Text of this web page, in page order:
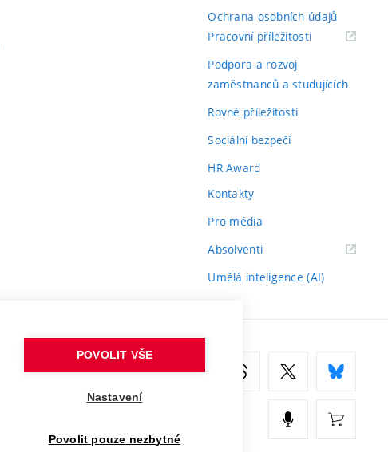
Ochrana osobních údajů
Pracovní příležitosti(externí
Podpora a rozvoj
zaměstnanců a studujících
Rovné příležitosti
Sociální bezpečí
HR Award
Kontakty
Pro média
Absolventi(externí
Umělá inteligence (AI)
POVOLIT VŠE
Nastavení
Povolit pouze nezbytné